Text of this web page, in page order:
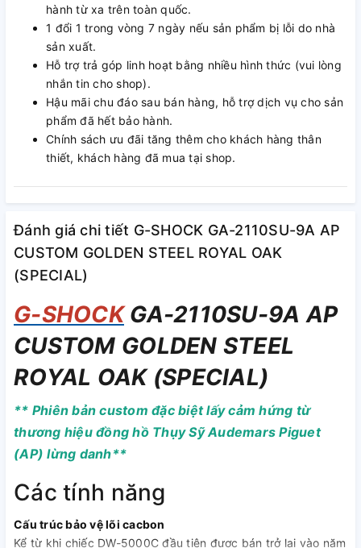
hành từ xa trên toàn quốc.
1 đổi 1 trong vòng 7 ngày nếu sản phẩm bị lỗi do nhà
sản xuất.
Hỗ trợ trả góp linh hoạt bằng nhiều hình thức (vui lòng
nhắn tin cho shop).
Hậu mãi chu đáo sau bán hàng, hỗ trợ dịch vụ cho sản
phẩm đã hết bảo hành.
Chính sách ưu đãi tăng thêm cho khách hàng thân
thiết, khách hàng đã mua tại shop.
Đánh giá chi tiết G-SHOCK GA-2110SU-9A AP
CUSTOM GOLDEN STEEL ROYAL OAK
(SPECIAL)
G-SHOCKGA-2110SU-9A AP
CUSTOM GOLDEN STEEL
ROYAL OAK (SPECIAL)
** Phiên bản custom đặc biệt lấy cảm hứng từ
thương hiệu đồng hồ Thụy Sỹ Audemars Piguet
(AP) lừng danh**
Các tính năng
Cấu trúc bảo vệ lõi cacbon
Kể từ khi chiếc DW-5000C đầu tiên được bán trở lại vào năm